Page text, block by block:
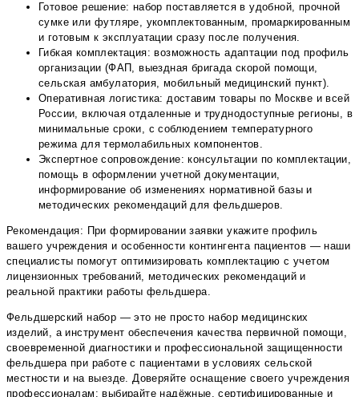
Готовое решение: набор поставляется в удобной, прочной
сумке или футляре, укомплектованным, промаркированным
и готовым к эксплуатации сразу после получения.
Гибкая комплектация: возможность адаптации под профиль
организации (ФАП, выездная бригада скорой помощи,
сельская амбулатория, мобильный медицинский пункт).
Оперативная логистика: доставим товары по Москве и всей
России, включая отдаленные и труднодоступные регионы, в
минимальные сроки, с соблюдением температурного
режима для термолабильных компонентов.
Экспертное сопровождение: консультации по комплектации,
помощь в оформлении учетной документации,
информирование об изменениях нормативной базы и
методических рекомендаций для фельдшеров.
Рекомендация: При формировании заявки укажите профиль
вашего учреждения и особенности контингента пациентов — наши
специалисты помогут оптимизировать комплектацию с учетом
лицензионных требований, методических рекомендаций и
реальной практики работы фельдшера.
Фельдшерский набор — это не просто набор медицинских
изделий, а инструмент обеспечения качества первичной помощи,
своевременной диагностики и профессиональной защищенности
фельдшера при работе с пациентами в условиях сельской
местности и на выезде. Доверяйте оснащение своего учреждения
профессионалам: выбирайте надёжные, сертифицированные и